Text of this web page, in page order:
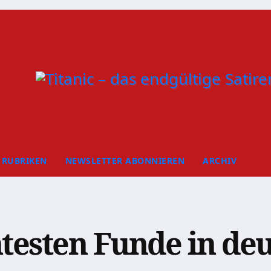
RUBRIKEN NEWSLETTER ABONNIEREN ARCHIV
Funde in